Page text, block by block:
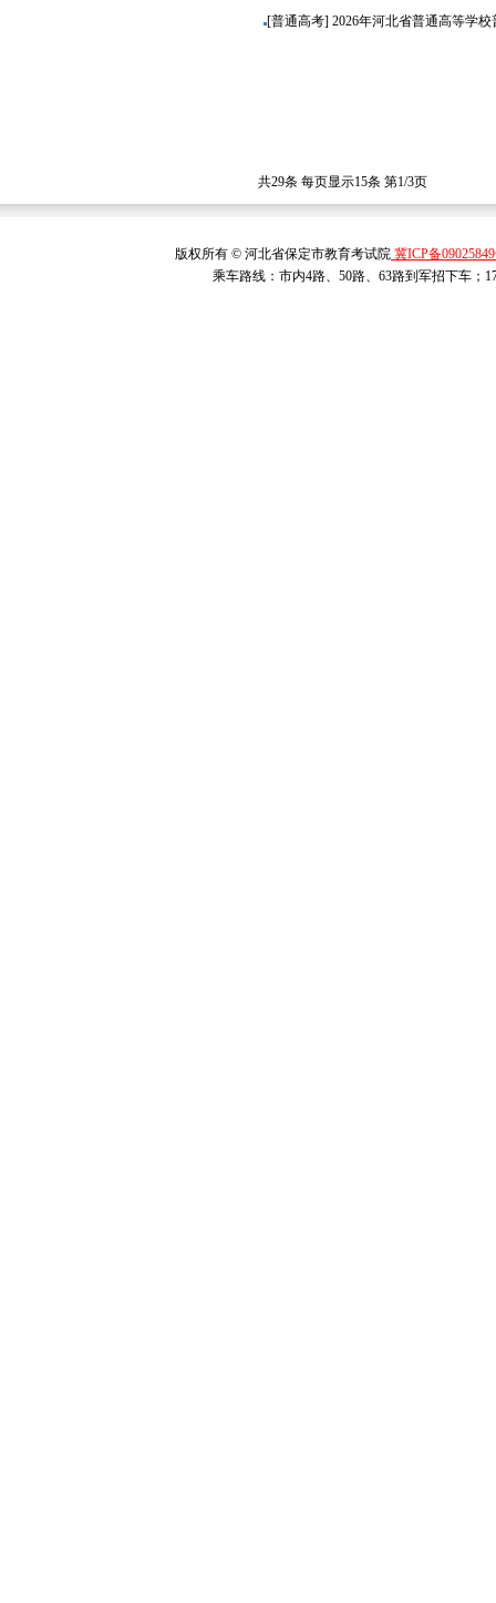
[普通高考] 2026年河北省普通高等学
共29条 每页显示15条 第1/3页
版权所有 © 河北省保定市教育考试院 冀ICP备
乘车路线：市内4路、50路、63路到军招下车；